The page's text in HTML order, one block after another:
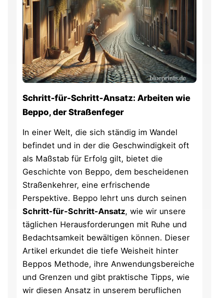
Schritt-für-Schritt-Ansatz: Arbeiten wie
Beppo, der Straßenfeger
In einer Welt, die sich ständig im Wandel
befindet und in der die Geschwindigkeit oft
als Maßstab für Erfolg gilt, bietet die
Geschichte von Beppo, dem bescheidenen
Straßenkehrer, eine erfrischende
Perspektive. Beppo lehrt uns durch seinen
Schritt-für-Schritt-Ansatz, wie wir unsere
täglichen Herausforderungen mit Ruhe und
Bedachtsamkeit bewältigen können. Dieser
Artikel erkundet die tiefe Weisheit hinter
Beppos Methode, ihre Anwendungsbereiche
und Grenzen und gibt praktische Tipps, wie
wir diesen Ansatz in unserem beruflichen